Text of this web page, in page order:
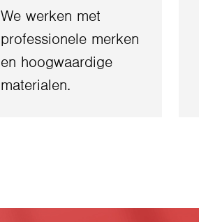
We werken met
professionele merken
en hoogwaardige
materialen.